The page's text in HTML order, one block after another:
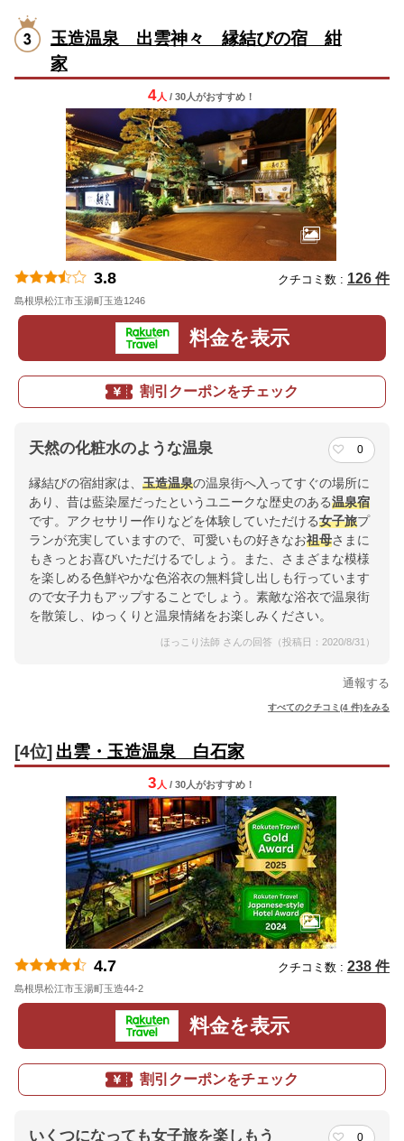
玉造温泉 出雲神々 縁結びの宿 紺
家
4人 / 30人がおすすめ！
3.8 クチコミ数 : 126 件
島根県松江市玉湯町玉造1246
料金を表示
割引クーポンをチェック
天然の化粧水のような温泉 0
縁結びの宿紺家は、 玉造温泉の温泉街へ入ってすぐの場所に
あり、昔は藍染屋だったというユニークな歴史のある温泉宿
です。アクセサリー作りなどを体験していただける女子旅プ
ランが充実していますので、可愛いもの好きなお祖母さまに
もきっとお喜びいただけるでしょう。また、さまざまな模様
を楽しめる色鮮やかな色浴衣の無料貸し出しも行っています
ので女子力もアップすることでしょう。素敵な浴衣で温泉街
を散策し、ゆっくりと温泉情緒をお楽しみください。
ほっこり法師 さんの回答（投稿日：2020/8/31）
通報する
すべてのクチコミ(4 件)をみる
[4位] 出雲・玉造温泉 白石家
3 人 / 30人がおすすめ！
4.7 クチコミ数 : 238 件
島根県松江市玉湯町玉造44-2
料金を表示
割引クーポンをチェック
いくつになっても女子旅を楽しもう 0